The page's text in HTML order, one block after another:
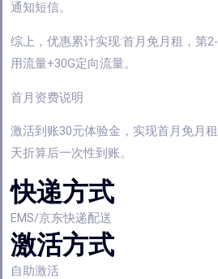
通知短信。
综上，优惠累计实现:首月免月租，第
用流量+30G定向流量。
首月资费说明
激活到账30元体验金，实现首月免月
天折算后一次性到账。
快递方式
EMS/京东快递配送
激活方式
自助激活